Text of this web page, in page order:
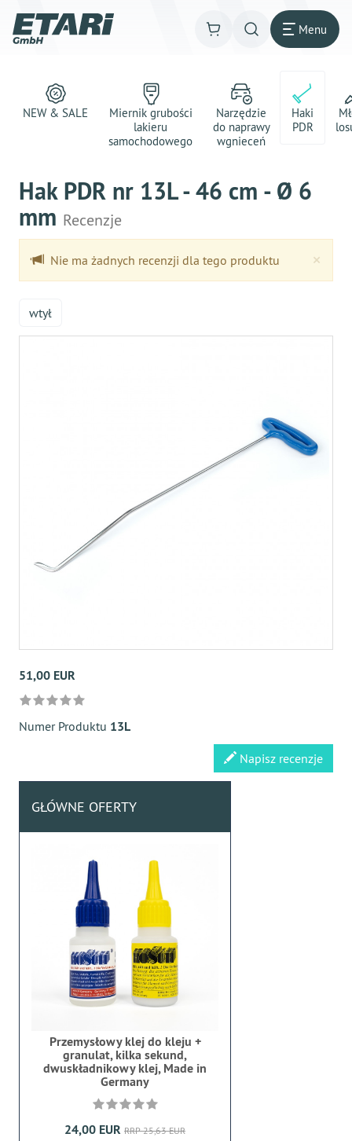
Menu
NEW & SALE
Miernik grubości
lakieru
samochodowego
Narzędzie
do naprawy
wgnieceń
Haki
PDR
Hak PDR nr 13L - 46 cm - Ø 6
mm Recenzje
×
Nie ma żadnych recenzji dla tego produktu
wtył
51,00 EUR
Numer Produktu 13L
Napisz recenzje
GŁÓWNE OFERTY
Przemysłowy klej do kleju +
granulat, kilka sekund,
dwuskładnikowy klej, Made in
Germany
24,00 EUR RRP 25,63 EUR